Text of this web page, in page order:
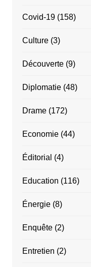
Covid-19(158)
Culture(3)
Découverte(9)
Diplomatie(48)
Drame(172)
Economie(44)
Éditorial (4)
Education (116)
Énergie(8)
Enquête(2)
Entretien (2)